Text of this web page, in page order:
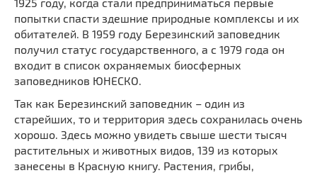
попытки спасти здешние природные комплексы и их
обитателей. В 1959 году Березинский заповедник
получил статус государственного, а с 1979 года он
входит в список охраняемых биосферных
заповедников ЮНЕСКО.
Так как Березинский заповедник – один из
старейших, то и территория здесь сохранилась очень
хорошо. Здесь можно увидеть свыше шести тысяч
растительных и животных видов, 139 из которых
занесены в Красную книгу. Растения, грибы,